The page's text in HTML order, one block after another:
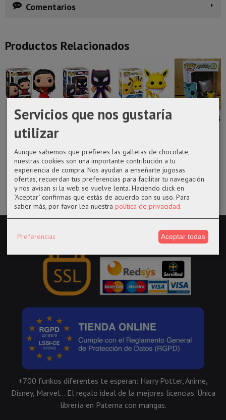
Comentarios
Productos Relacionados
Funko pop 845
Katy de la
película...
14,50 €
Funko pop 937
14,50 €
Funko pop 628
17,99 €
Funko pop 453
22,99 €
+700 funkos diferentes te esperan: Harry Potter, Anime,
Disney, Marvel... El regalo ideal de la mejores licencias. Única
librería en Paterna con mangas.
Servicios que nos gustaría
utilizar
Aunque sabemos que prefieres las galletas de chocolate,
nuestras cookies son una importante contribución a tu
experiencia de compra. Nos ayudan a enseñarte jugosas
ofertas, recuerdan tus preferencias para facilitar tu navegación
y nos avisan si la web se vuelve lenta. Haciendo click en
"Aceptar" confirmas que estás de acuerdo con su uso. Para
saber más, por favor lea nuestra política de privacidad.
Preferencias Aceptar todas